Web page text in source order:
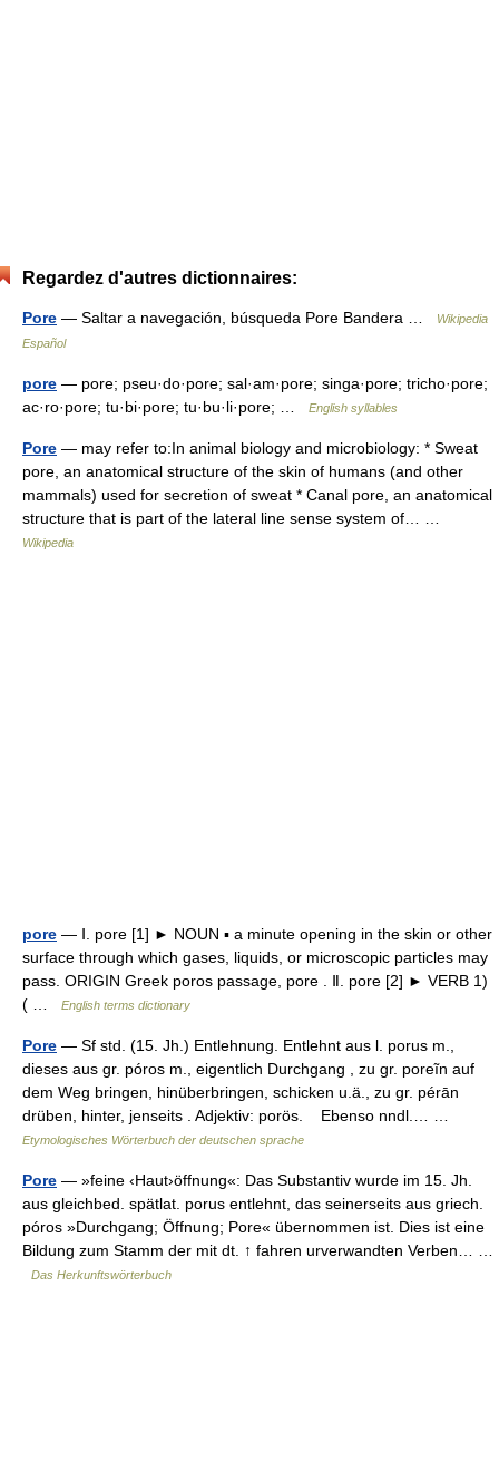
Regardez d'autres dictionnaires:
Pore — Saltar a navegación, búsqueda Pore Bandera …
Wikipedia
Español
pore — pore; pseu·do·pore; sal·am·pore; singa·pore; tricho·pore;
ac·ro·pore; tu·bi·pore; tu·bu·li·pore; …
English syllables
Pore — may refer to:In animal biology and microbiology: * Sweat
pore, an anatomical structure of the skin of humans (and other
mammals) used for secretion of sweat * Canal pore, an anatomical
structure that is part of the lateral line sense system of… …
Wikipedia
pore — Ⅰ. pore [1] ► NOUN ▪ a minute opening in the skin or other
surface through which gases, liquids, or microscopic particles may
pass. ORIGIN Greek poros passage, pore . Ⅱ. pore [2] ► VERB 1)
( …
English terms dictionary
Pore — Sf std. (15. Jh.) Entlehnung. Entlehnt aus l. porus m.,
dieses aus gr. póros m., eigentlich Durchgang , zu gr. poreĩn auf
dem Weg bringen, hinüberbringen, schicken u.ä., zu gr. pérān
drüben, hinter, jenseits . Adjektiv: porös. Ebenso nndl.… …
Etymologisches Wörterbuch der deutschen sprache
Pore — »feine ‹Haut›öffnung«: Das Substantiv wurde im 15. Jh.
aus gleichbed. spätlat. porus entlehnt, das seinerseits aus griech.
póros »Durchgang; Öffnung; Pore« übernommen ist. Dies ist eine
Bildung zum Stamm der mit dt. ↑ fahren urverwandten Verben… …
Das Herkunftswörterbuch